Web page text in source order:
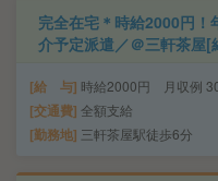
完全在宅＊時給2000円
介予定派遣／＠三軒茶屋[
給 与 時給2000円 月収例
交通費 全額支給
勤務地 三軒茶屋駅徒歩6分